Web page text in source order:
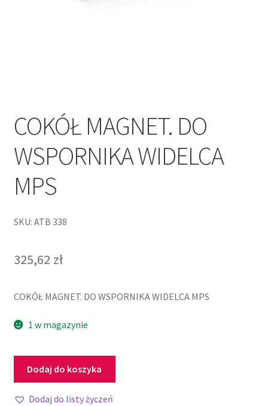
COKÓŁ MAGNET. DO
WSPORNIKA WIDELCA
MPS
SKU: ATB 338
325,62 zł
COKÓŁ MAGNET. DO WSPORNIKA WIDELCA MPS
1 w magazynie
Dodaj do koszyka
Dodaj do listy życzeń